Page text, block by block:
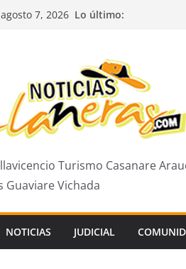
7, 2026 Lo último:
Turismo Casanare
Guaviare Vichada
NOTICIAS JUDICIAL